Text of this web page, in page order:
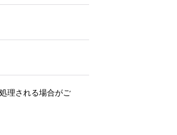
理される場合がご